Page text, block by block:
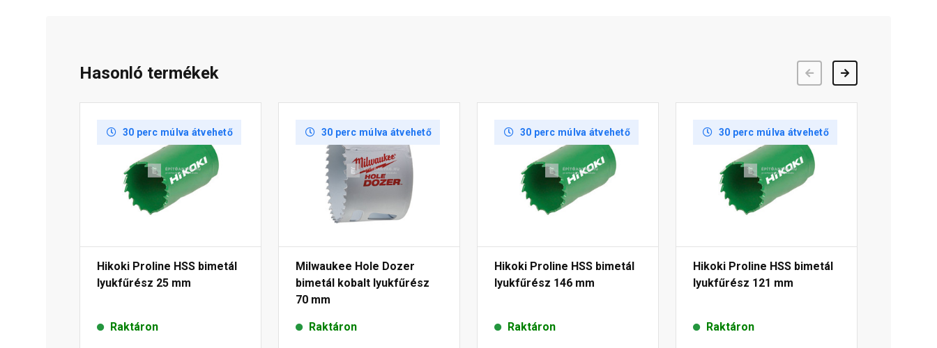
Hasonló termékek
30 perc múlva átvehető
Hikoki Proline HSS bimetál
lyukfűrész 25 mm
Raktáron
30 perc múlva átvehető
Milwaukee Hole Dozer
bimetál kobalt lyukfűrész
70 mm
Raktáron
30 perc múlva átvehető
Hikoki Proline HSS bimetál
lyukfűrész 146 mm
Raktáron
30 perc múlva átvehető
Hikoki Proline HSS bimetál
lyukfűrész 121 mm
Raktáron